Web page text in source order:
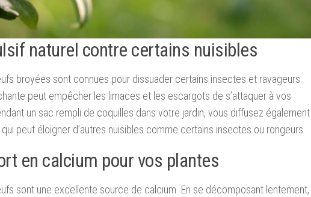
naturel contre certains nuisibles
broyées sont connues pour dissuader certains insectes et ravageurs.
peut empêcher les limaces et les escargots de s’attaquer à vos
un sac rempli de coquilles dans votre jardin, vous diffusez également
peut éloigner d’autres nuisibles comme certains insectes ou rongeurs.
en calcium pour vos plantes
sont une excellente source de calcium. En se décomposant lentement,